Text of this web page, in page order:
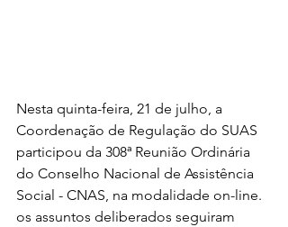
Nesta quinta-feira, 21 de julho, a
Coordenação de Regulação do SUAS
participou da 308ª Reunião Ordinária
do Conselho Nacional de Assistência
Social - CNAS, na modalidade on-line.
os assuntos deliberados seguiram